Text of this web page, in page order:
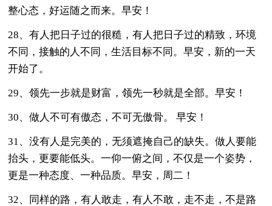
整心态，好运随之而来。早安！
28、有人把日子过的很糙，有人把日子过的精致，环境
不同，接触的人不同，生活目标不同。早安，新的一天
开始了。
29、领先一步就是财富，领先一秒就是全部。早安！
30、做人不可有傲态，不可无傲骨。 早安！
31、没有人是完美的，无须遮掩自己的缺失。做人要能
抬头，更要能低头。一仰一俯之间，不仅是一个姿势，
更是一种态度、一种品质。早安，周二！
32、同样的路，有人敢走，有人不敢，走不走，不是路